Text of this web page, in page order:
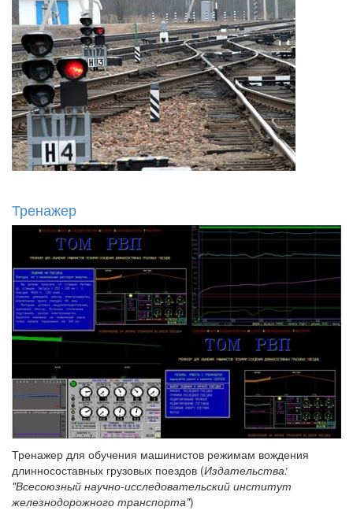
Тренажер
Тренажер для обучения машинистов режимам вождения
длинносоставных грузовых поездов (Издательства:
"Всесоюзный научно-исследовательский институт
железнодорожного транспорта")